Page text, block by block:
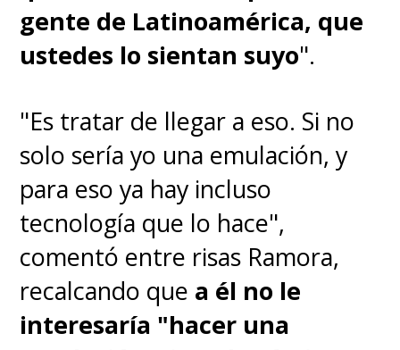
gente de Latinoamérica, que
ustedes lo sientan suyo".
"Es tratar de llegar a eso. Si no
solo sería yo una emulación, y
para eso ya hay incluso
tecnología que lo hace",
comentó entre risas Ramora,
recalcando que a él no le
interesaría "hacer una